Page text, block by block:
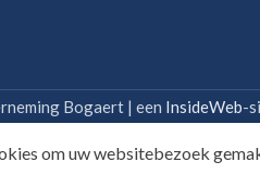
Bogaert | een InsideWeb-
om uw websitebezoek